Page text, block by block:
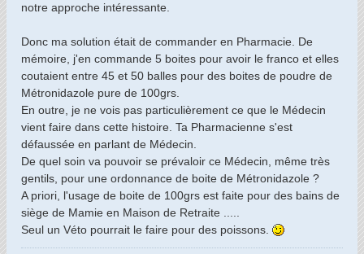
notre approche intéressante.
Donc ma solution était de commander en Pharmacie. De
mémoire, j'en commande 5 boites pour avoir le franco et elles
coutaient entre 45 et 50 balles pour des boites de poudre de
Métronidazole pure de 100grs.
En outre, je ne vois pas particulièrement ce que le Médecin
vient faire dans cette histoire. Ta Pharmacienne s'est
défaussée en parlant de Médecin.
De quel soin va pouvoir se prévaloir ce Médecin, même très
gentils, pour une ordonnance de boite de Métronidazole ?
A priori, l'usage de boite de 100grs est faite pour des bains de
siège de Mamie en Maison de Retraite .....
Seul un Véto pourrait le faire pour des poissons.